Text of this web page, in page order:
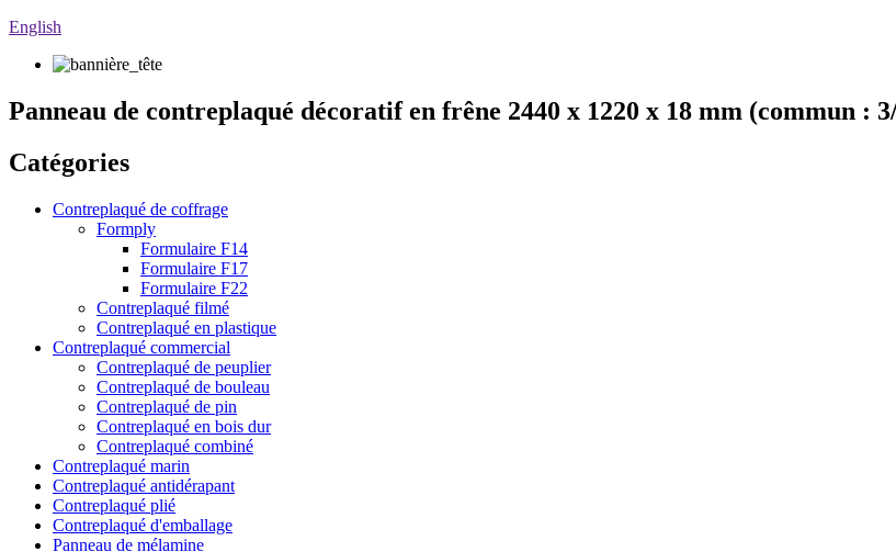
English
Panneau de contreplaqué décoratif en frêne 2440 x 1220 x 18 mm (commun :
Catégories
Contreplaqué de coffrage
Formply
Formulaire F14
Formulaire F17
Formulaire F22
Contreplaqué filmé
Contreplaqué en plastique
Contreplaqué commercial
Contreplaqué de peuplier
Contreplaqué de bouleau
Contreplaqué de pin
Contreplaqué en bois dur
Contreplaqué combiné
Contreplaqué marin
Contreplaqué antidérapant
Contreplaqué plié
Contreplaqué d'emballage
Panneau de mélamine